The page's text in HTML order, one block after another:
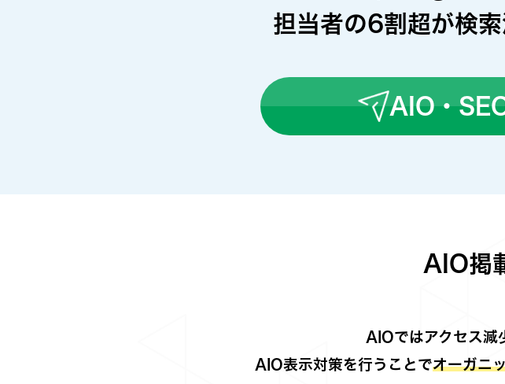
担当者の6割超が検
AIO・
AIO掲
AIOではアクセス減
AIO表示対策を行うことでオーガニ